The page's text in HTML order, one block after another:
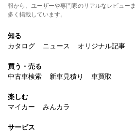
報から、ユーザーや専門家のリアルなレビュー
多く掲載しています。
知る
カタログ
ニュース オリジナル記事
買う・売る
中古車検索
新車見積り 車買取
楽しむ
マイカー
みんカラ
サービス